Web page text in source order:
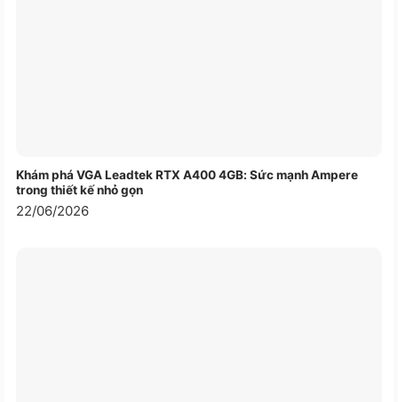
Khám phá VGA Leadtek RTX A400 4GB: Sức mạnh Ampere
trong thiết kế nhỏ gọn
22/06/2026